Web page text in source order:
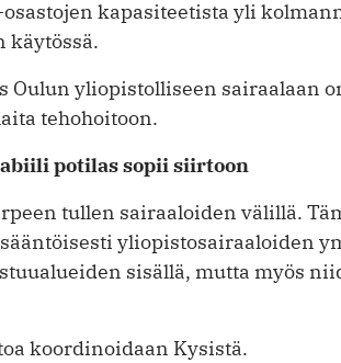
kapasiteetista yli
käytössä.
Oulun yliopistolliseen sairaalaan
tehohoitoon.
potilas sopii siirtoon
tullen sairaaloiden välillä.
yliopistosairaaloiden
sisällä, mutta myös
koordinoidaan Kysistä.